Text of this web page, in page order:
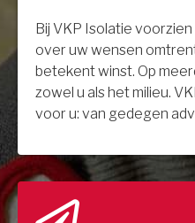
Bij VKP Isolatie
over uw wensen
betekent winst. Op
zowel u als het milieu.
voor u: van gedegen